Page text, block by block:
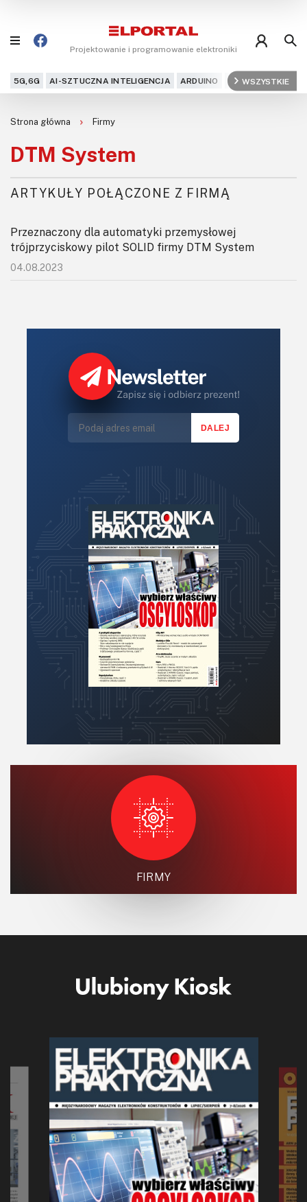
Projektowanie i programowanie elektroniki
5G,6G AI-SZTUCZNA INTELIGENCJA ARDUINO ARM AUDIO
WSZYSTKIE
Projekty
Czytelnia
Newsletter
Archiwum
Strona główna Firmy
DTM System
ARTYKUŁY POŁĄCZONE Z FIRMĄ
Przeznaczony dla automatyki przemysłowej
trójprzyciskowy pilot SOLID firmy DTM System
04.08.2023
FIRMY